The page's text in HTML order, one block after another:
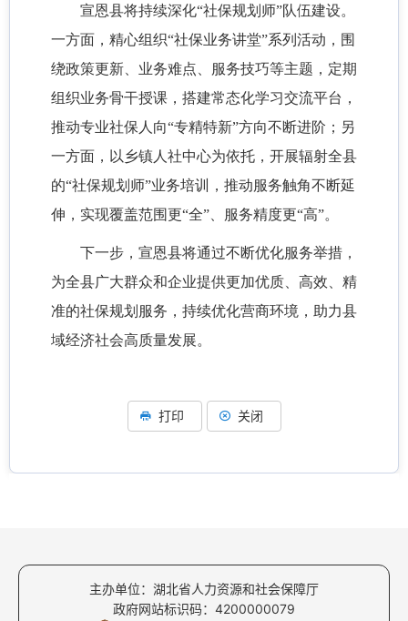
宣恩县将持续深化“社保规划师”队伍建设。
一方面，精心组织“社保业务讲堂”系列活动，围
绕政策更新、业务难点、服务技巧等主题，定期
组织业务骨干授课，搭建常态化学习交流平台，
推动专业社保人向“专精特新”方向不断进阶；另
一方面，以乡镇人社中心为依托，开展辐射全县
的“社保规划师”业务培训，推动服务触角不断延
伸，实现覆盖范围更“全”、服务精度更“高”。
下一步，宣恩县将通过不断优化服务举措，
为全县广大群众和企业提供更加优质、高效、精
准的社保规划服务，持续优化营商环境，助力县
域经济社会高质量发展。
打印 关闭
主办单位：湖北省人力资源和社会保障厅
政府网站标识码：4200000079